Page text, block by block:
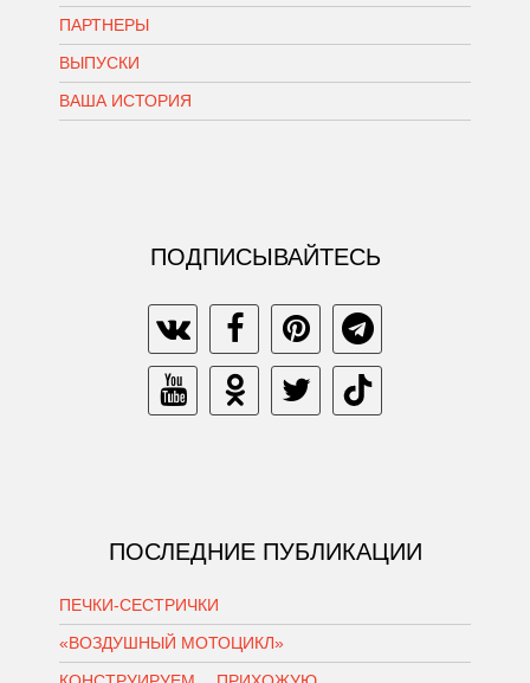
ПАРТНЕРЫ
ВЫПУСКИ
ВАША ИСТОРИЯ
ПОДПИСЫВАЙТЕСЬ
ПОСЛЕДНИЕ ПУБЛИКАЦИИ
ПЕЧКИ-СЕСТРИЧКИ
«ВОЗДУШНЫЙ МОТОЦИКЛ»